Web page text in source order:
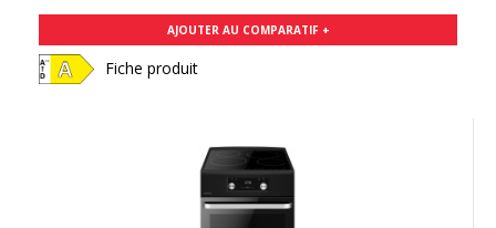
AJOUTER AU COMPARATIF +
Fiche produit